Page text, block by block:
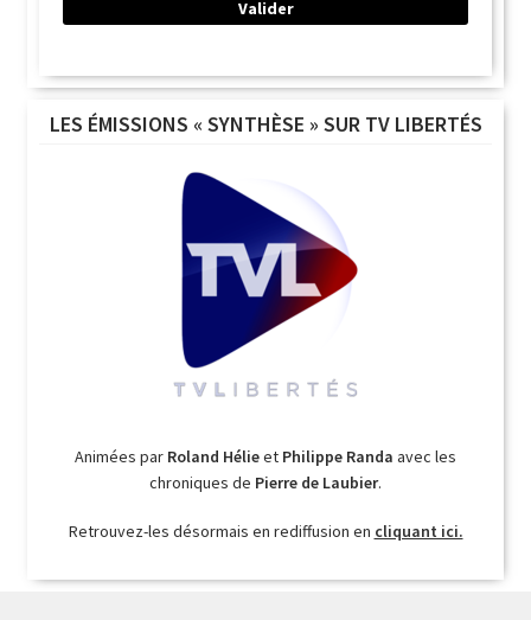
LES ÉMISSIONS « SYNTHÈSE » SUR TV LIBERTÉS
Animées par Roland Hélieet Philippe Randa avec les
chroniques de Pierre de Laubier.
Retrouvez-les désormais en rediffusion en cliquant ici.